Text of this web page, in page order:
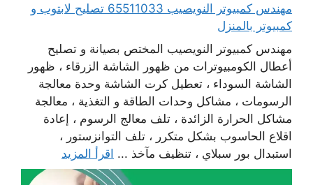
مهندس كمبيوتر النويصيب 65511033 تصليح لابتوب و
كمبيوتر بالمنزل
مهندس كمبيوتر النويصيب المختص بصيانة و تصليح
أعطال الكومبيوترات من ظهور الشاشة الزرقاء ، ظهور
الشاشة السوداء ، تعطيل كرت الشاشة وحدة معالجة
الرسومات ، مشاكل وحدات الطاقة و التغذية ، معالجة
مشاكل الحرارة الزائدة ، تلف معالج الرسوم ، إعادة
اقلاع الحاسوب بشكل متكرر ، تلف التوانزستور ،
استبدال بور سبلاي ، تنظيف مآخذ ... اقرأ المزيد